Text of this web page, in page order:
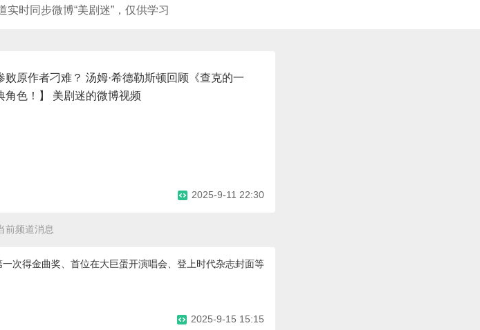
时同步微博“美剧迷”，仅供学习
原作者刁难？ 汤姆·希德勒斯顿回顾《查克的一
色！】 美剧迷的微博视频
2025-9-11 22:30
前频道消息
次得金曲奖、首位在大巨蛋开演唱会、登上时代杂志封面等
2025-9-15 15:15